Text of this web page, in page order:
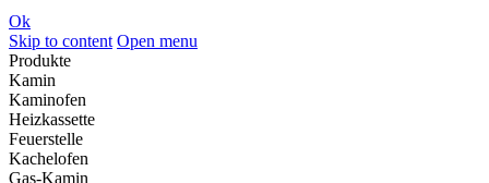
Ok
Skip to content Open menu
Produkte
Kamin
Kaminofen
Heizkassette
Feuerstelle
Kachelofen
Gas-Kamin